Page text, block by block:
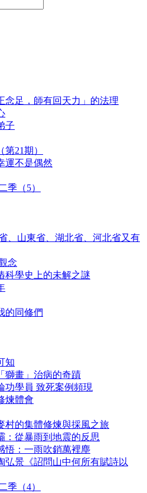
念足，師有回天力」的法理
子
21期）
運不是偶然
季（5）
、山東省、湖北省、河北省又有
念
科學史上的未解之謎
的同修們
知
獅畫」治病的奇蹟
功學員 致死案例頻現
煉體會
村的集體修煉與採風之旅
：從暴雨到地震的反思
悟：一雨吹銷萬裡塵
景《詔問山中何所有賦詩以
季（4）